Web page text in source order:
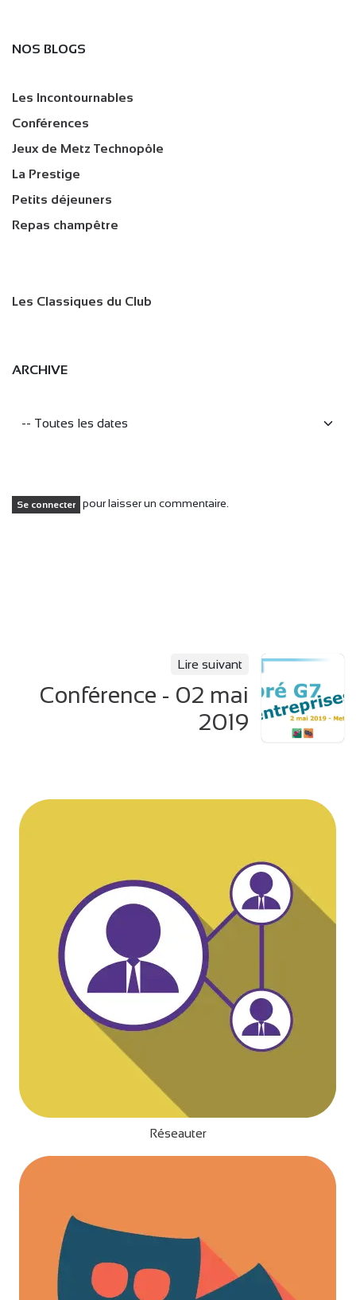
NOS BLOGS
Les Incontournables
Conférences
Jeux de Metz Technopôle
La Prestige
Petits déjeuners
Repas champêtre
Les Classiques du Club
ARCHIVE
Se connecter pour laisser un commentaire.
Lire suivant
Conférence - 02 mai
2019
Réseauter